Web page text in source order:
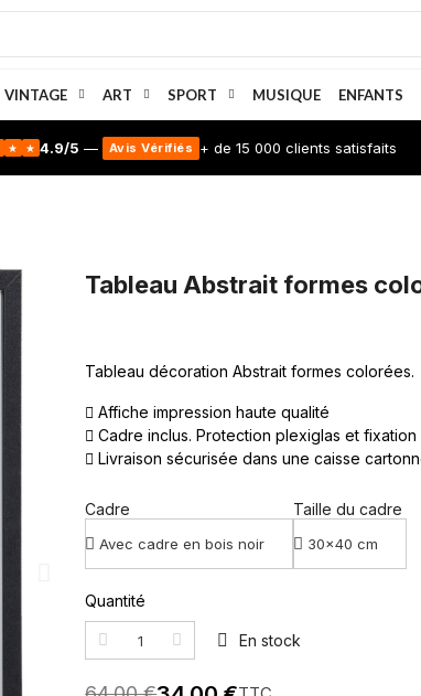
VINTAGE ART SPORT MUSIQUE ENFANTS
★ ★ 4.9/5 — Avis Vérifiés + de 15 000 clients satisfaits
Tableau Abstrait formes
Tableau décoration Abstrait formes colorées.
Affiche impression haute qualité
Cadre inclus. Protection plexiglas et
Livraison sécurisée dans une caisse
Cadre Taille du cadre
Quantité
En stock